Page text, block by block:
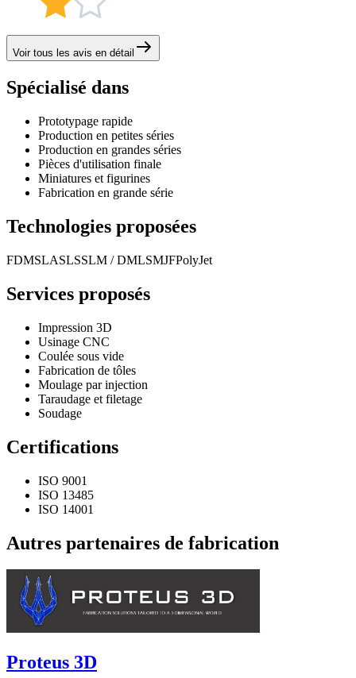
Voir tous les avis en détail
Spécialisé dans
Prototypage rapide
Production en petites séries
Production en grandes séries
Pièces d'utilisation finale
Miniatures et figurines
Fabrication en grande série
Technologies proposées
FDMSLASLSSLM / DMLSMJFPolyJet
Services proposés
Impression 3D
Usinage CNC
Coulée sous vide
Fabrication de tôles
Moulage par injection
Taraudage et filetage
Soudage
Certifications
ISO 9001
ISO 13485
ISO 14001
Autres partenaires de fabrication
Proteus 3D